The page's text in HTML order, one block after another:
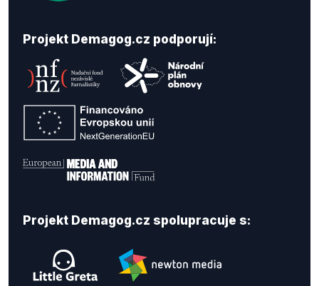
Projekt Demagog.cz podporují:
Projekt Demagog.cz spolupracuje s: